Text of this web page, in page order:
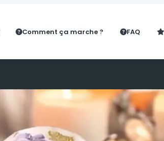
Comment ça marche ? FAQ